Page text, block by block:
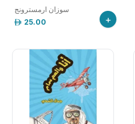
سوزان ارمسترونج
25.00
+